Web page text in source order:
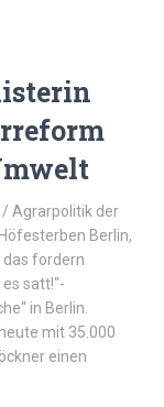
/ Agrarpolitik der
Berlin,
fordern
satt!“-
in Berlin.
mit 35.000
einen